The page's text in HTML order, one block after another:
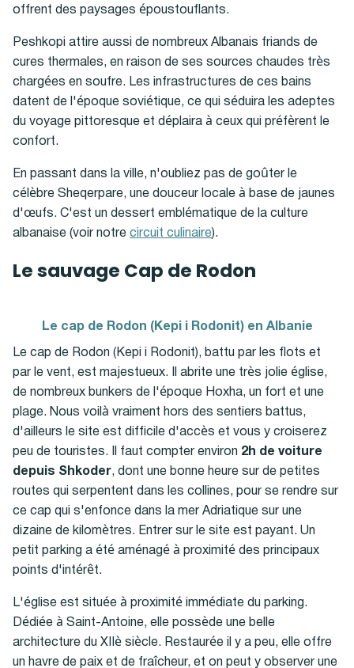
offrent des paysages époustouflants.
Peshkopi attire aussi de nombreux Albanais friands de
cures thermales, en raison de ses sources chaudes très
chargées en soufre. Les infrastructures de ces bains
datent de l'époque soviétique, ce qui séduira les adeptes
du voyage pittoresque et déplaira à ceux qui préfèrent le
confort.
En passant dans la ville, n'oubliez pas de goûter le
célèbre Sheqerpare, une douceur locale à base de jaunes
d'œufs. C'est un dessert emblématique de la culture
albanaise (voir notre circuit culinaire).
Le sauvage Cap de Rodon
Le cap de Rodon (Kepi i Rodonit) en Albanie
Le cap de Rodon (Kepi i Rodonit), battu par les flots et
par le vent, est majestueux. Il abrite une très jolie église,
de nombreux bunkers de l'époque Hoxha, un fort et une
plage. Nous voilà vraiment hors des sentiers battus,
d'ailleurs le site est difficile d'accès et vous y croiserez
peu de touristes. Il faut compter environ 2h de voiture
depuis Shkoder, dont une bonne heure sur de petites
routes qui serpentent dans les collines, pour se rendre sur
ce cap qui s'enfonce dans la mer Adriatique sur une
dizaine de kilomètres. Entrer sur le site est payant. Un
petit parking a été aménagé à proximité des principaux
points d'intérêt.
L'église est située à proximité immédiate du parking.
Dédiée à Saint-Antoine, elle possède une belle
architecture du XIIè siècle. Restaurée il y a peu, elle offre
un havre de paix et de fraîcheur, et on peut y observer une